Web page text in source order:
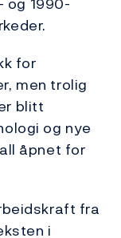
for
men trolig
blitt
og nye
åpnet for
fra
i